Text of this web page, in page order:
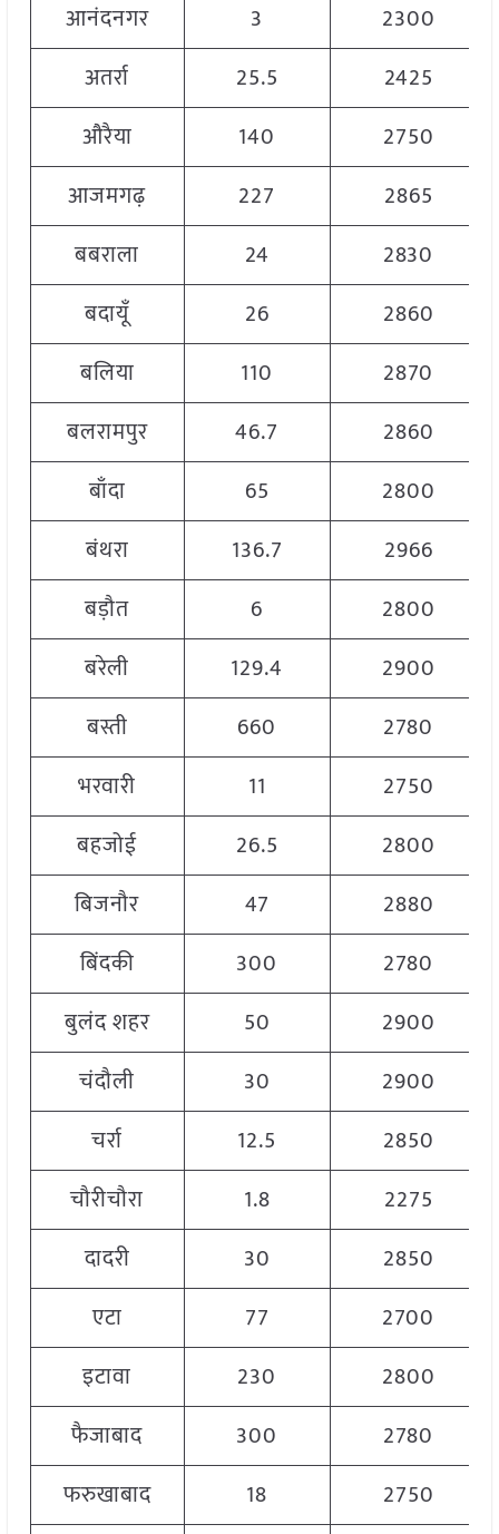
आनंदनगर 3
2300
अतर्रा
25.5
2425
औरैया
140
2750
आजमगढ़
227
2865
बबराला
24
2830
बदायूँ
26
2860
बलिया
110
2870
बलरामपुर
46.7
2860
बाँदा
65
2800
बंथरा
136.7
2966
बड़ौत
6
2800
बरेली
129.4
2900
बस्ती
660
2780
भरवारी
11
2750
बहजोई
26.5
2800
बिजनौर
47
2880
बिंदकी
300
2780
बुलंद शहर
50
2900
चंदौली
30
2900
चर्रा
12.5
2850
चौरीचौरा
1.8
2275
दादरी
30
2850
एटा
77
2700
इटावा
230
2800
फैजाबाद
300
2780
फरुखाबाद
18
2750